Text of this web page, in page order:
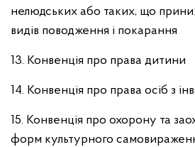
нелюдських або таких, що
видів поводження і покарання
13. Конвенція про права дитини
14. Конвенція про права осіб з
15. Конвенція про охорону та
форм культурного